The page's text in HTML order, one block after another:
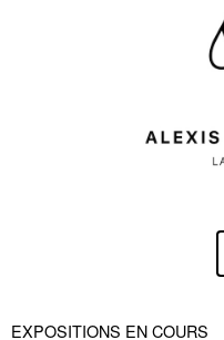
EXPOSITIONS EN COURS